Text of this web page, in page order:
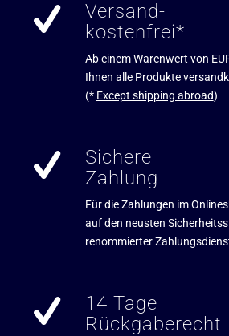
Versand-
kostenfrei*
Ab einem Warenwert von
Ihnen alle Produkte
(* Except shipping abroad)
Sichere
Zahlung
Für die Zahlungen im
auf den neusten
renommierter
14 Tage
Rückgaberecht